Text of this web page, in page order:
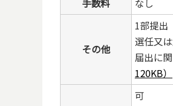
手数料 なし
その他
1部提出
選任又
届出に
120KB）
可